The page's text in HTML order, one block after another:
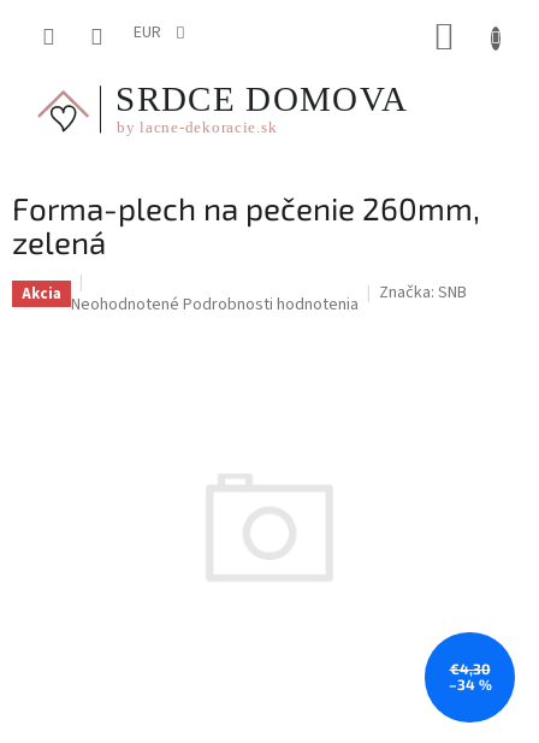
EUR
Forma-plech na pečenie 260mm,
zelená
Akcia Priemerné
Neohodnotené Podrobnosti hodnotenia Značka: SNB
€4,30
–34 %